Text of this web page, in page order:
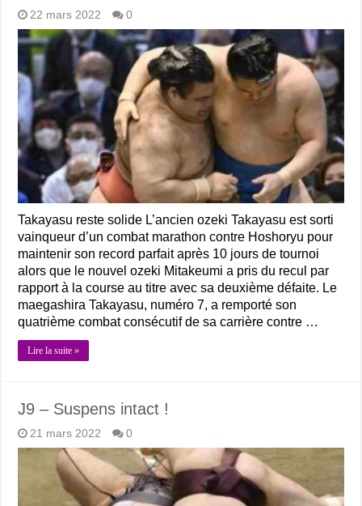
22 mars 2022 0
Takayasu reste solide L’ancien ozeki Takayasu est sorti
vainqueur d’un combat marathon contre Hoshoryu pour
maintenir son record parfait après 10 jours de tournoi
alors que le nouvel ozeki Mitakeumi a pris du recul par
rapport à la course au titre avec sa deuxième défaite. Le
maegashira Takayasu, numéro 7, a remporté son
quatrième combat consécutif de sa carrière contre …
Lire la suite »
J9 – Suspens intact !
21 mars 2022 0